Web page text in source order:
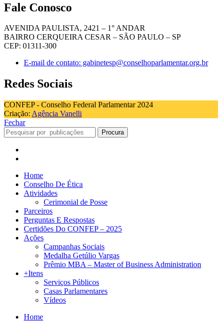
Fale Conosco
AVENIDA PAULISTA, 2421 – 1° ANDAR
BAIRRO CERQUEIRA CESAR – SÃO PAULO – SP
CEP: 01311-300
E-mail de contato: gabinetesp@conselhoparlamentar.org.br
Redes Sociais
CONFEP - Conselho Federal Parlamentar 2024
Criação: Agência Vanelli
Fechar
Procura
Home
Conselho De Ética
Atividades
Cerimonial de Posse
Parceiros
Perguntas E Respostas
Certidões Do CONFEP – 2025
Ações
Campanhas Sociais
Medalha Getúlio Vargas
Prêmio MBA – Master of Business Administration
+Itens
Serviços Públicos
Casas Parlamentares
Vídeos
Home